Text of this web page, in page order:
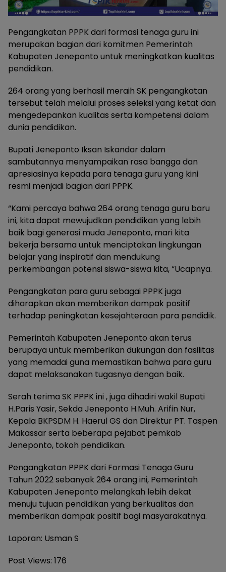
Pengangkatan PPPK dari formasi tenaga guru ini
merupakan bagian dari komitmen Pemerintah
Kabupaten Jeneponto untuk meningkatkan kualitas
pendidikan.
264 orang yang berhasil meraih SK pengangkatan
tersebut telah melalui proses seleksi yang ketat dan
mengedepankan kualitas serta kompetensi dalam
dunia pendidikan.
Bupati Jeneponto Iksan Iskandar dalam
sambutannya menyampaikan rasa bangga dan
apresiasinya kepada para tenaga guru yang kini
resmi menjadi bagian dari PPPK.
“Kami percaya bahwa 264 orang tenaga guru baru
ini, kita dapat mewujudkan pendidikan yang lebih
baik bagi generasi muda Jeneponto, mari kita
bekerja bersama untuk menciptakan lingkungan
belajar yang inspiratif dan mendukung
perkembangan potensi siswa-siswa kita, “Ucapnya.
Pengangkatan para guru sebagai PPPK juga
diharapkan akan memberikan dampak positif
terhadap peningkatan kesejahteraan para pendidik.
Pemerintah Kabupaten Jeneponto akan terus
berupaya untuk memberikan dukungan dan fasilitas
yang memadai guna memastikan bahwa para guru
dapat melaksanakan tugasnya dengan baik.
Serah terima SK PPPK ini , juga dihadiri wakil Bupati
H.Paris Yasir, Sekda Jeneponto H.Muh. Arifin Nur,
Kepala BKPSDM H. Haerul GS dan Direktur PT. Taspen
Makassar serta beberapa pejabat pemkab
Jeneponto, tokoh pendidikan.
Pengangkatan PPPK dari Formasi Tenaga Guru
Tahun 2022 sebanyak 264 orang ini, Pemerintah
Kabupaten Jeneponto melangkah lebih dekat
menuju tujuan pendidikan yang berkualitas dan
memberikan dampak positif bagi masyarakatnya.
Laporan: Usman S
Post Views: 176